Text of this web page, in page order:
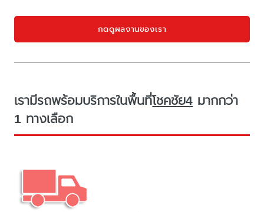
กดดูผลงานของเรา
เรามีรถพร้อมบริการในพื้นที่โชคชัย4 มากกว่า
1 ทางเลือก